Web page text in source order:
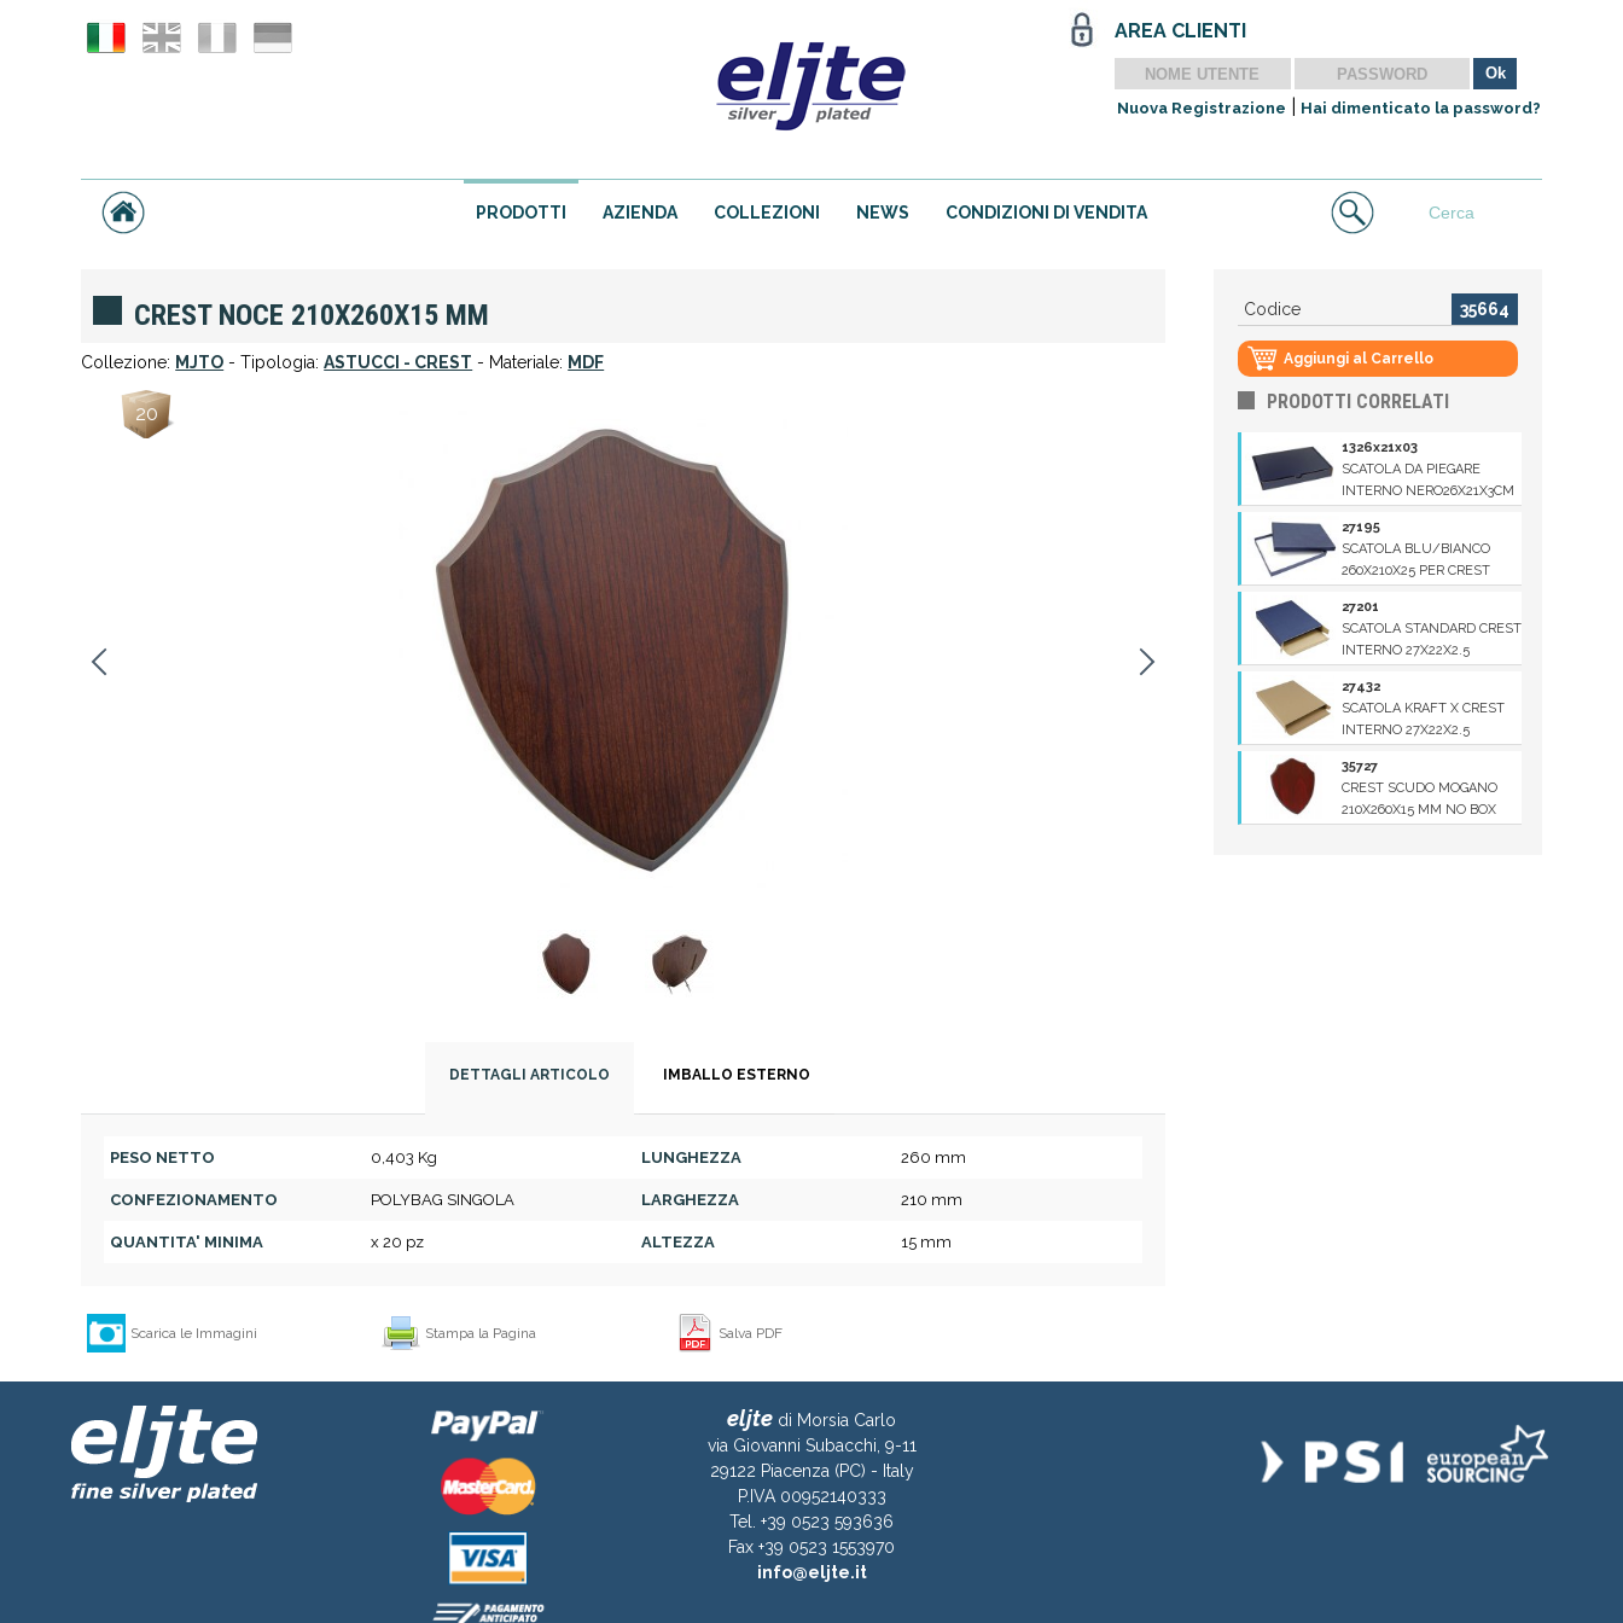
AREA CLIENTI
Nuova Registrazione Hai dimenticato la password?
PRODOTTI AZIENDA COLLEZIONI NEWS CONDIZIONI DI VENDITA
CREST NOCE 210X260X15 MM
Collezione: MJTO - Tipologia:ASTUCCI - CREST - Materiale: MDF
20
DETTAGLI ARTICOLO IMBALLO ESTERNO
PESO NETTO 0,403 Kg LUNGHEZZA 260 mm
CONFEZIONAMENTO POLYBAG SINGOLA LARGHEZZA 210 mm
QUANTITA' MINIMA x 20 pz ALTEZZA 15 mm
Scarica le Immagini Stampa la Pagina Salva PDF
Codice 35664
Aggiungi al Carrello
PRODOTTI CORRELATI
1326x21x03
SCATOLA DA PIEGARE
INTERNO NERO26X21X3CM
27195
SCATOLA BLU/BIANCO
260X210X25 PER CREST
27201
SCATOLA STANDARD CREST
INTERNO 27X22X2.5
27432
SCATOLA KRAFT X CREST
INTERNO 27X22X2.5
35727
CREST SCUDO MOGANO
210X260X15 MM NO BOX
eljte di Morsia Carlo
via Giovanni Subacchi, 9-11
29122 Piacenza (PC) - Italy
P.IVA 00952140333
Tel. +39 0523 593636
Fax +39 0523 1553970
info@eljte.it